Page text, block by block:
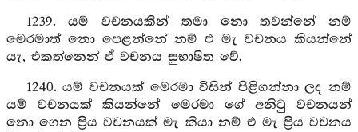
1239. යම් වචනයකින් තමා නො තවන්නේ නම්
මෙරමාත් නො පෙළන්නේ නම් එ මැ වචනය කියන්නේ
යැ, එකත්නෙන් ඒ වචනය සුභාෂිත වේ.
1240. යම් වචනයක් මෙරමා විසින් පිළිගන්නා ලද නම්
යම් වචනයක් කියන්නේ මෙරමා ගේ අනිටු වචනයන්
නො ගෙන ප්‍රිය වචනයක් මැ කියා නම් එ මැ ප්‍රිය වචනය